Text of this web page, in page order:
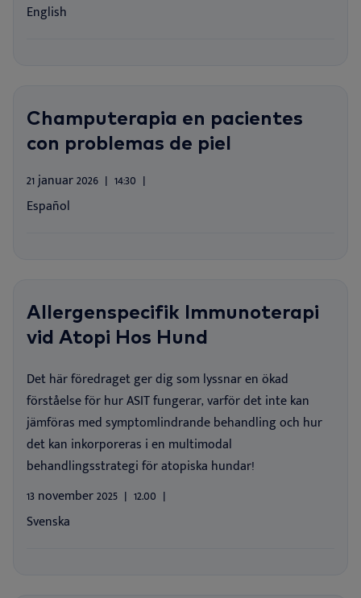
English
Champuterapia en pacientes
con problemas de piel
21 januar 2026
14:30
Español
Allergenspecifik Immunoterapi
vid Atopi Hos Hund
Det här föredraget ger dig som lyssnar en ökad
förståelse för hur ASIT fungerar, varför det inte kan
jämföras med symptomlindrande behandling och hur
det kan inkorporeras i en multimodal
behandlingsstrategi för atopiska hundar!
13 november 2025
12.00
Svenska